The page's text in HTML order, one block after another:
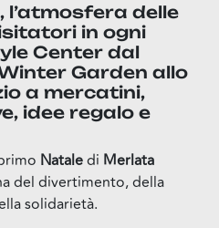
l’atmosfera delle
in ogni
Center dal
Garden allo
a mercatini,
idee regalo e
Nataledi Merlata
del divertimento, della
solidarietà.